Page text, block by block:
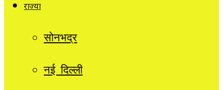
राज्यों
सोनभद्र
नई दिल्ली